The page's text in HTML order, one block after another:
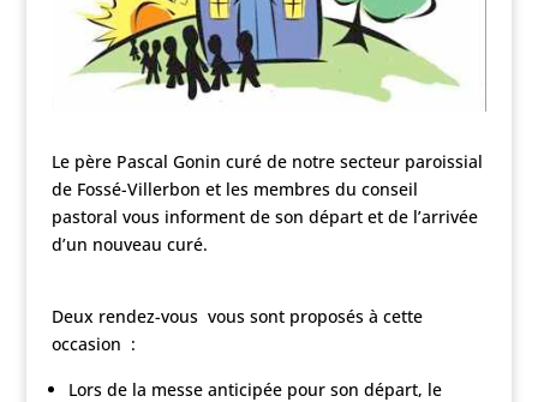
Le père Pascal Gonin curé de notre secteur paroissial
de Fossé-Villerbon et les membres du conseil
pastoral vous informent de son départ et de l’arrivée
d’un nouveau curé.
Deux rendez-vous vous sont proposés à cette
occasion :
Lors de la messe anticipée pour son départ, le